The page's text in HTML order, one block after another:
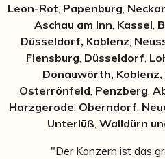
Leon-Rot, Papenburg,
Aschau am Inn, Kassel,
Düsseldorf, Koblenz,
Flensburg, Düsseldorf,
Donauwörth, Koblenz,
Osterrönfeld, Penzberg,
Harzgerode, Oberndorf,
Unterlüß, Walldürn
"Der Konzern ist das